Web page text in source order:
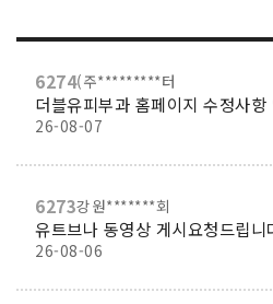
6274(주*********터
더블유피부과 홈페이지 수정사항
26-08-07
6273강원*******회
유트브나 동영상 게시요청드립니
26-08-06